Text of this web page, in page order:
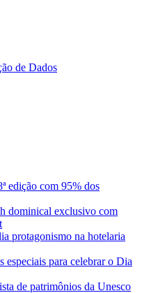
de Dados
edição com 95% dos
dominical exclusivo com
protagonismo na hotelaria
para celebrar o Dia
de patrimônios da Unesco